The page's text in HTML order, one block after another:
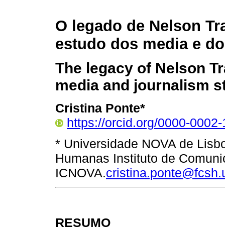
O legado de Nelson
estudo dos media e
The legacy of Nelson
media and journalism
Cristina Ponte*
https://orcid.org/0000-
* Universidade NOVA de
Humanas Instituto de
ICNOVA.
RESUMO